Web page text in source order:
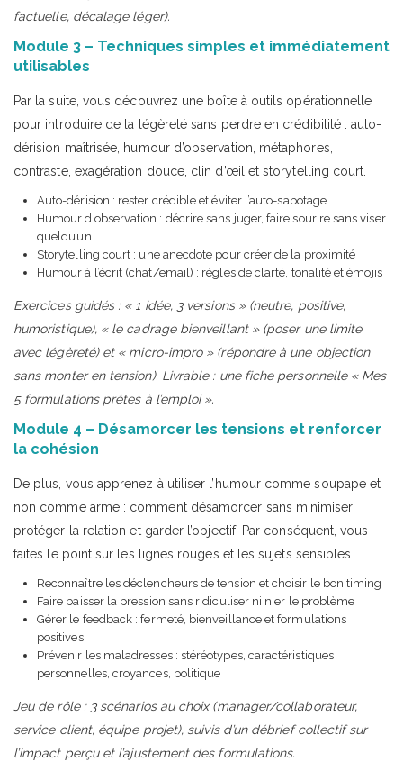
factuelle, décalage léger).
Module 3 – Techniques simples et immédiatement
utilisables
Par la suite, vous découvrez une boîte à outils opérationnelle
pour introduire de la légèreté sans perdre en crédibilité : auto-
dérision maîtrisée, humour d’observation, métaphores,
contraste, exagération douce, clin d’œil et storytelling court.
Auto-dérision : rester crédible et éviter l’auto-sabotage
Humour d’observation : décrire sans juger, faire sourire sans viser
quelqu’un
Storytelling court : une anecdote pour créer de la proximité
Humour à l’écrit (chat/email) : règles de clarté, tonalité et émojis
Exercices guidés : « 1 idée, 3 versions » (neutre, positive,
humoristique), « le cadrage bienveillant » (poser une limite
avec légèreté) et « micro-impro » (répondre à une objection
sans monter en tension). Livrable : une fiche personnelle « Mes
5 formulations prêtes à l’emploi ».
Module 4 – Désamorcer les tensions et renforcer
la cohésion
De plus, vous apprenez à utiliser l’humour comme soupape et
non comme arme : comment désamorcer sans minimiser,
protéger la relation et garder l’objectif. Par conséquent, vous
faites le point sur les lignes rouges et les sujets sensibles.
Reconnaître les déclencheurs de tension et choisir le bon timing
Faire baisser la pression sans ridiculiser ni nier le problème
Gérer le feedback : fermeté, bienveillance et formulations
positives
Prévenir les maladresses : stéréotypes, caractéristiques
personnelles, croyances, politique
Jeu de rôle : 3 scénarios au choix (manager/collaborateur,
service client, équipe projet), suivis d’un débrief collectif sur
l’impact perçu et l’ajustement des formulations.